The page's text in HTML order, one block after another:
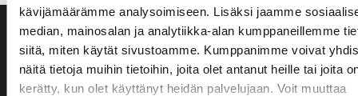
kävijämäärämme analysoimiseen. Lisäksi jaamme
median, mainosalan ja analytiikka-alan kumppaneillemme
siitä, miten käytät sivustoamme. Kumppanimme voivat
näitä tietoja muihin tietoihin, joita olet antanut heille tai joita
kerätty, kun olet käyttänyt heidän palvelujaan. Voit muuttaa
Saavutettavuusseloste
Evästeasetukset